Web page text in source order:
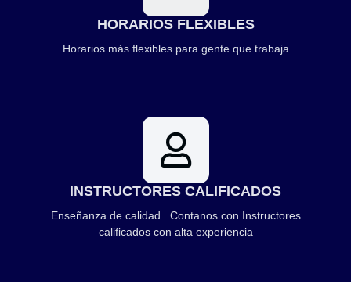
HORARIOS FLEXIBLES
Horarios más flexibles para gente que trabaja
INSTRUCTORES CALIFICADOS
Enseñanza de calidad . Contanos con Instructores
calificados con alta experiencia